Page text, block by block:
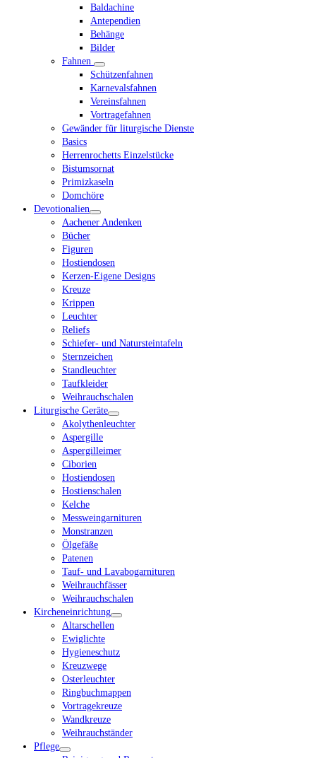
Baldachine
Antependien
Behänge
Bilder
Fahnen
Schützenfahnen
Karnevalsfahnen
Vereinsfahnen
Vortragefahnen
Gewänder für liturgische Dienste
Basics
Herrenrochetts Einzelstücke
Bistumsornat
Primizkaseln
Domchöre
Devotionalien
Aachener Andenken
Bücher
Figuren
Hostiendosen
Kerzen-Eigene Designs
Kreuze
Krippen
Leuchter
Reliefs
Schiefer- und Natursteintafeln
Sternzeichen
Standleuchter
Taufkleider
Weihrauchschalen
Liturgische Geräte
Akolythenleuchter
Aspergille
Aspergilleimer
Ciborien
Hostiendosen
Hostienschalen
Kelche
Messweingarnituren
Monstranzen
Ölgefäße
Patenen
Tauf- und Lavabogarnituren
Weihrauchfässer
Weihrauchschalen
Kircheneinrichtung
Altarschellen
Ewiglichte
Hygieneschutz
Kreuzwege
Osterleuchter
Ringbuchmappen
Vortragekreuze
Wandkreuze
Weihrauchständer
Pflege